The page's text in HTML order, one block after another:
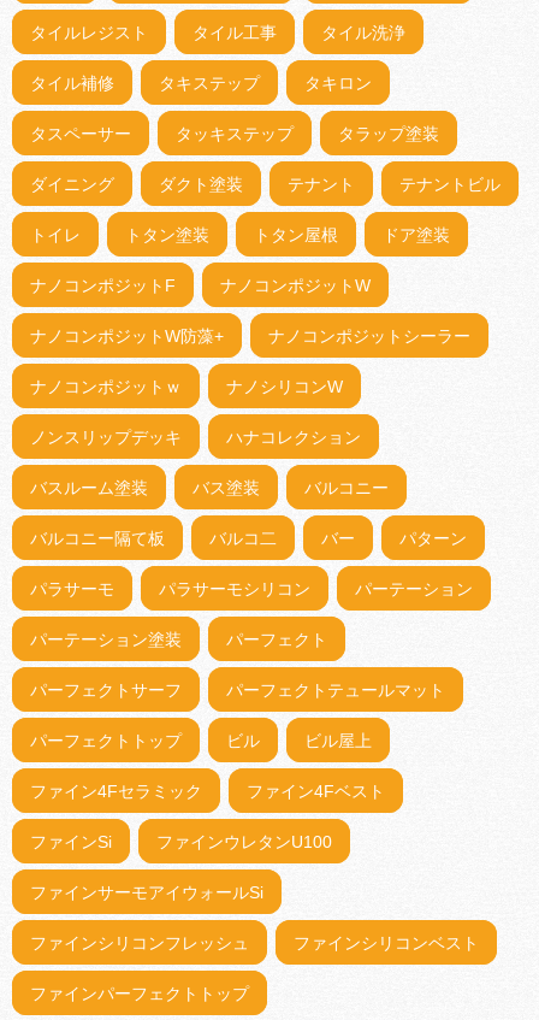
タイルレジスト タイル工事 タイル洗浄
タイル補修 タキステップ タキロン
タスペーサー タッキステップ タラップ塗装
ダイニング ダクト塗装 テナント テナントビル
トイレ トタン塗装 トタン屋根 ドア塗装
ナノコンポジットF ナノコンポジットW
ナノコンポジットW防藻+ ナノコンポジットシーラー
ナノコンポジットｗ ナノシリコンW
ノンスリップデッキ ハナコレクション
バスルーム塗装 バス塗装 バルコニー
バルコニー隔て板 バルコ二 バー パターン
パラサーモ パラサーモシリコン パーテーション
パーテーション塗装 パーフェクト
パーフェクトサーフ パーフェクトテュールマット
パーフェクトトップ ビル ビル屋上
ファイン4Fセラミック ファイン4Fベスト
ファインSi ファインウレタンU100
ファインサーモアイウォールSi
ファインシリコンフレッシュ ファインシリコンベスト
ファインパーフェクトトップ